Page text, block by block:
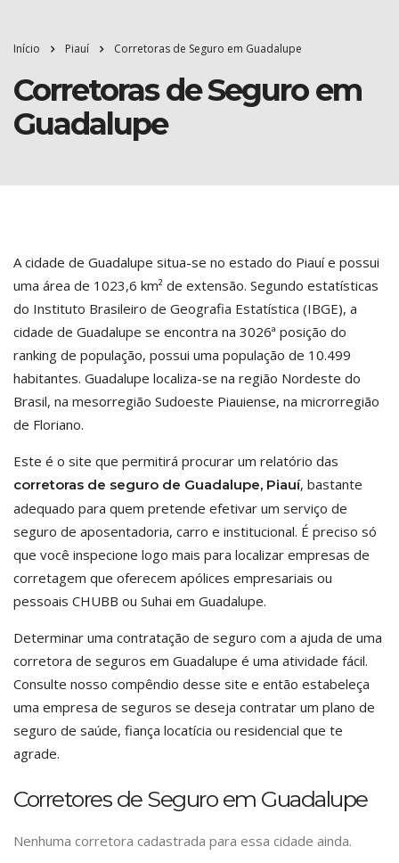
Início Piauí Corretoras de Seguro em Guadalupe
Corretoras de Seguro em
Guadalupe
A cidade de Guadalupe situa-se no estado do Piauí e possui
uma área de 1023,6 km² de extensão. Segundo estatísticas
do Instituto Brasileiro de Geografia Estatística (IBGE), a
cidade de Guadalupe se encontra na 3026ª posição do
ranking de população, possui uma população de 10.499
habitantes. Guadalupe localiza-se na região Nordeste do
Brasil, na mesorregião Sudoeste Piauiense, na microrregião
de Floriano.
Este é o site que permitirá procurar um relatório das
corretoras de seguro de Guadalupe, Piauí, bastante
adequado para quem pretende efetivar um serviço de
seguro de aposentadoria, carro e institucional. É preciso só
que você inspecione logo mais para localizar empresas de
corretagem que oferecem apólices empresariais ou
pessoais CHUBB ou Suhai em Guadalupe.
Determinar uma contratação de seguro com a ajuda de uma
corretora de seguros em Guadalupe é uma atividade fácil.
Consulte nosso compêndio desse site e então estabeleça
uma empresa de seguros se deseja contratar um plano de
seguro de saúde, fiança locatícia ou residencial que te
agrade.
Corretores de Seguro em Guadalupe
Nenhuma corretora cadastrada para essa cidade ainda.